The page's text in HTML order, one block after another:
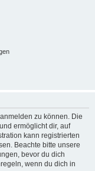
zu können. Die
ermöglicht dir, auf
kann registrierten
Beachte bitte unsere
bevor du dich
wenn du dich in